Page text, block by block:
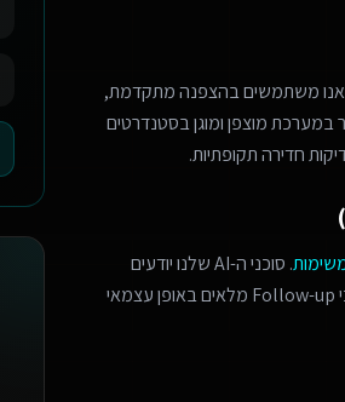
משתמשים בהצפנה מתקדמת,
במערכת מוצפן ומוגן בסטנדרטים
חדירה תקופתיות.
. סוכני ה-AI שלנו יודעים
לזהות הזדמנויות מכירה, לתאם פגישות מורכבות, ולנהל תהליכי Follow-up מלאים באופן עצמאי